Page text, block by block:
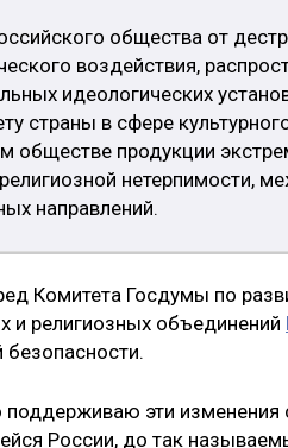
общества от
воздействия,
идеологических
страны в сфере
обществе продукции
нетерпимости,
направлений.
Комитета Госдумы по
и религиозных объединений
безопасности.
эти изменения
России, до так